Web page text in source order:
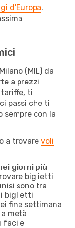
d'Europa.
(MIL) da
a prezzi
tariffe, ti
passi che ti
sempre con la
a trovare voli
giorni più
biglietti
sono tra
i biglietti
fine settimana
metà
facile